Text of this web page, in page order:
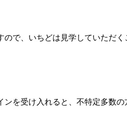
で、いちどは見学していただく
を受け入れると、不特定多数